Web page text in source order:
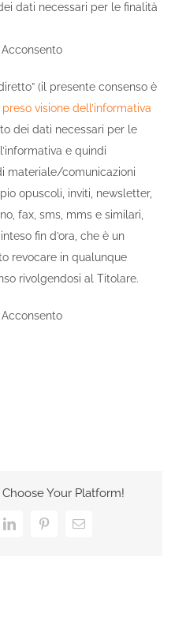
dati necessari per le finalità
Acconsento
(il presente consenso è
preso visione dell’informativa
dei dati necessari per le
e quindi
materiale/comunicazioni
opuscoli, inviti, newsletter,
fax, sms, mms e similari,
fin d’ora, che è un
revocare in qualunque
rivolgendosi al Titolare.
Acconsento
Your Platform!
LinkedInPinterestEmail